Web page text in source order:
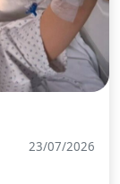
23/07/2026